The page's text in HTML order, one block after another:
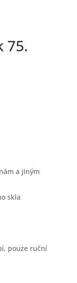
75.
a jiným
skla
pouze ruční